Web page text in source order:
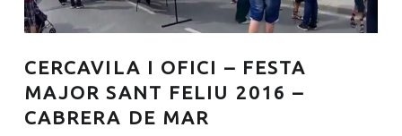
CERCAVILA I OFICI – FESTA
MAJOR SANT FELIU 2016 –
CABRERA DE MAR